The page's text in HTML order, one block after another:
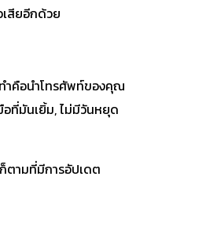
สียอีกด้วย
ำคือนำโทรศัพท์ของคุณ
อที่มันเยิ้ม, ไม่มีวันหยุด
ตามที่มีการอัปเดต